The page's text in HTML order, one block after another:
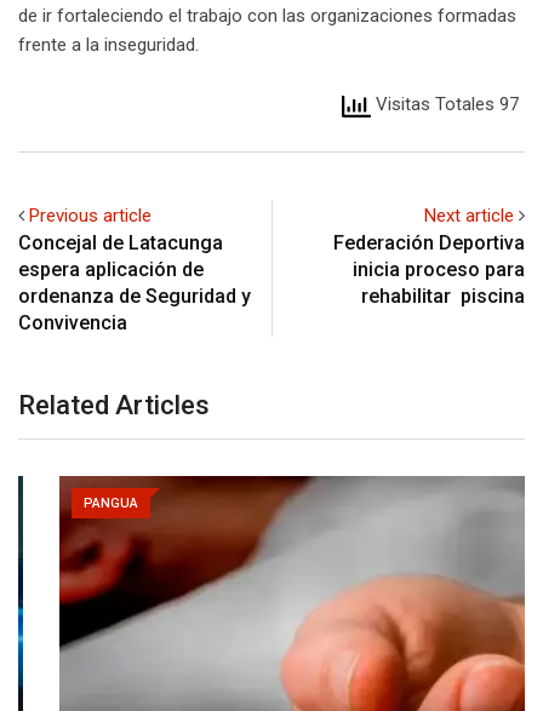
de ir fortaleciendo el trabajo con las organizaciones formadas
frente a la inseguridad.
Visitas Totales 97
Previous article
Concejal de Latacunga
espera aplicación de
ordenanza de Seguridad y
Convivencia
Next article
Federación Deportiva
inicia proceso para
rehabilitar piscina
Related Articles
PANGUA